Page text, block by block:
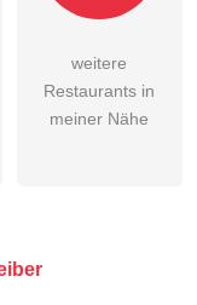
genommen.
weitere
Restaurants in
meiner Nähe